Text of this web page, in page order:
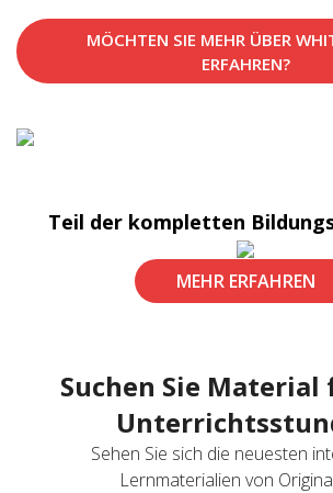
MÖCHTEN SIE MEHR ÜBER
ERFAHREN?
Teil der kompletten
MEHR ERFAHREN
Suchen Sie
Sehen Sie sich die neuesten
Lernmaterialien von